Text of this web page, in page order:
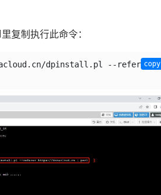
复制执行此命令：
dpinstall.pl --referer copy